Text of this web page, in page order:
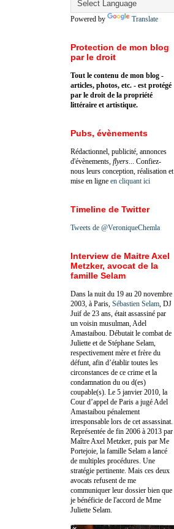
Powered by Translate
Protection de mon blog
par le droit
Tout le contenu de mon blog -
articles, photos, etc. - est protégé
par le droit de la propriété
littéraire et artistique.
Pubs, évènements
Rédactionnel, publicité, annonces
d'évènements, flyers ... Confiez-
nous leurs conception, réalisation et
mise en ligne en cliquant ici
Timeline de Twitter
Tweets de @VeroniqueChemla
Interview de Maitre Axel
Metzker, avocat de la
famille Selam
Dans la nuit du 19 au 20 novembre
2003, à Paris, Sébastien Selam , DJ
Juif de 23 ans, était assassiné par
un voisin musulman, Adel
Amastaibou. Débutait le combat de
Juliette et de Stéphane Selam,
respectivement mère et frère du
défunt, afin d’établir toutes les
circonstances de ce crime et la
condamnation du ou d(es)
coupable(s). Le 5 janvier 2010, la
Cour d’appel de Paris a jugé Adel
Amastaibou pénalement
irresponsable lors de cet assassinat.
Représentée de fin 2006 à 2013 par
Maître Axel Metzker, puis par Me
Portejoie, la famille Selam a lancé
de multiples procédures. Une
stratégie pertinente. Mais ces deux
avocats refusent de me
communiquer leur dossier bien que
je bénéficie de l'accord de Mme
Juliette Selam.